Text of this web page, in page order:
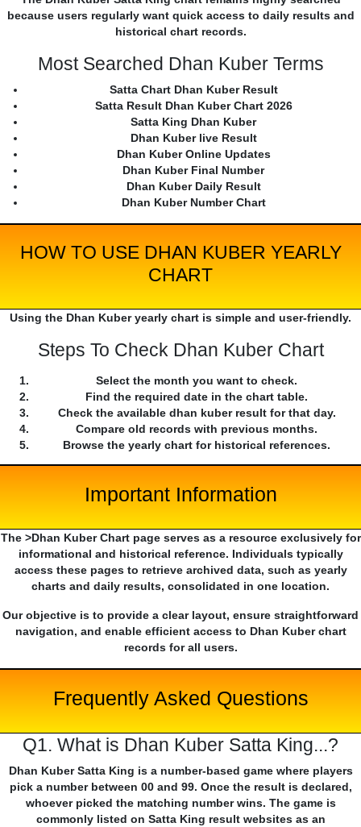
because users regularly want quick access to daily results and
historical chart records.
Most Searched Dhan Kuber Terms
Satta Chart Dhan Kuber Result
Satta Result Dhan Kuber Chart 2026
Satta King Dhan Kuber
Dhan Kuber live Result
Dhan Kuber Online Updates
Dhan Kuber Final Number
Dhan Kuber Daily Result
Dhan Kuber Number Chart
HOW TO USE DHAN KUBER YEARLY
CHART
Using the Dhan Kuber yearly chart is simple and user-friendly.
Steps To Check Dhan Kuber Chart
Select the month you want to check.
Find the required date in the chart table.
Check the available dhan kuber result for that day.
Compare old records with previous months.
Browse the yearly chart for historical references.
Important Information
The >Dhan Kuber Chart page serves as a resource exclusively for
informational and historical reference. Individuals typically
access these pages to retrieve archived data, such as yearly
charts and daily results, consolidated in one location.
Our objective is to provide a clear layout, ensure straightforward
navigation, and enable efficient access to Dhan Kuber chart
records for all users.
Frequently Asked Questions
Q1. What is Dhan Kuber Satta King...?
Dhan Kuber Satta King is a number-based game where players
pick a number between 00 and 99. Once the result is declared,
whoever picked the matching number wins. The game is
commonly listed on Satta King result websites as an